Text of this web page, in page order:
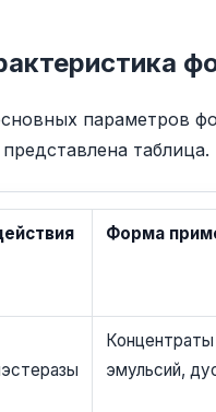
параметров
таблица.
Форма
Концентраты
эмульсий,